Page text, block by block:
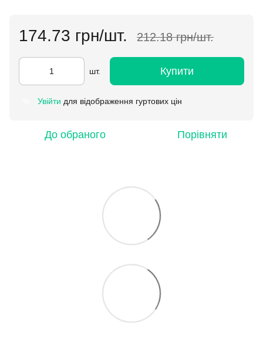
174.73 грн/шт. 212.18 грн/шт.
шт. Купити
Увійти для відображення гуртових цін
До обраного Порівняти